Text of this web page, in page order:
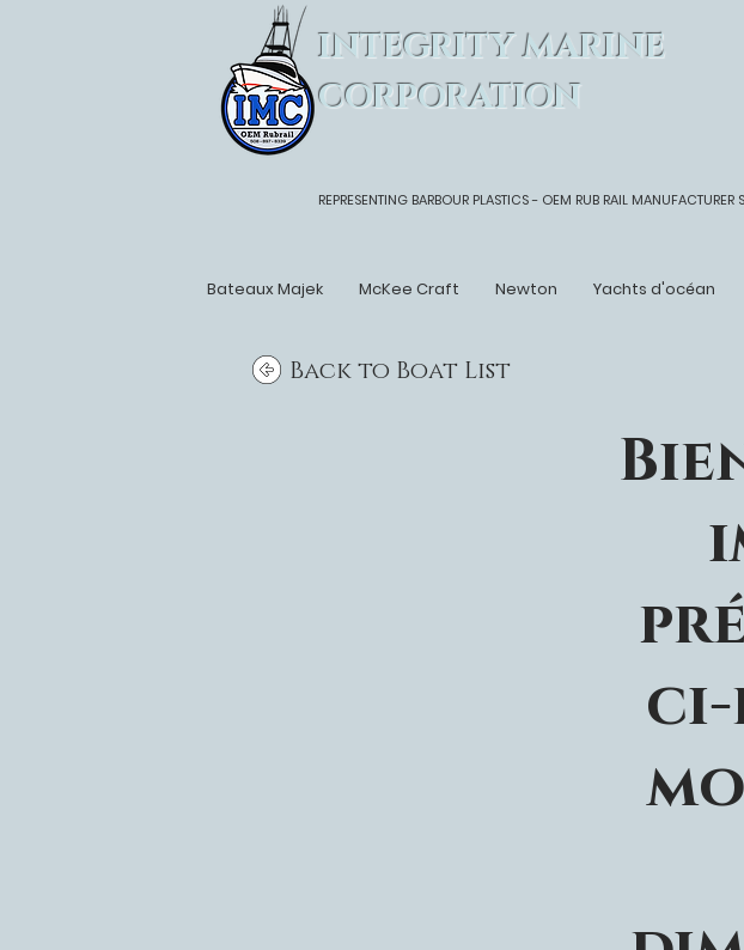
INTEGRITY MARINE
CORPORATION
REPRESENTING BARBOUR PLASTICS - OEM RUB RAIL MANUFACTURER
Bateaux Majek McKee Craft Newton Yachts d'océan
Back to Boat List
ci-